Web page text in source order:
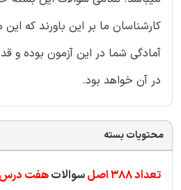
کارشناسان ما بر این باورند که
آمادگی شما در این آزمون بوده و
در آن خواهد بود.
محتویات بسته
تعداد 388 اصل سوالاتهفت